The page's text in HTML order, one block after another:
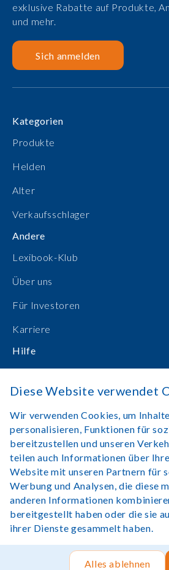
exklusive Rabatte auf Produkte,
und mehr.
Sich anmelden
Kategorien
Produkte
Helden
Alter
Verkaufsschlager
Andere
Lexibook-Klub
Über uns
Für Investoren
Karriere
Hilfe
Bedienungsanleitungen
Online einkaufen
Kontakt
Anmelden
Rechtlicher Hinweis
Copyright©Lexibook 2025. Alle Rechte
Rush Hour Digital.
Diese Website verwendet
Wir verwenden Cookies, um
personalisieren, Funktionen für
bereitzustellen und unseren
teilen auch Informationen über
Website mit unseren Partnern für
Werbung und Analysen, die diese
anderen Informationen
bereitgestellt haben oder die sie
ihrer Dienste gesammelt haben.
Alles ablehnen